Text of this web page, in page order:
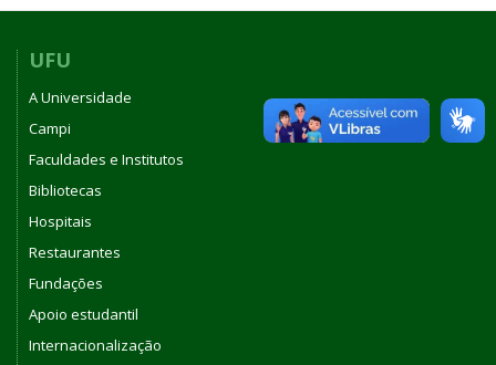
UFU
A Universidade
Campi
Faculdades e Institutos
Bibliotecas
Hospitais
Restaurantes
Fundações
Apoio estudantil
Internacionalização